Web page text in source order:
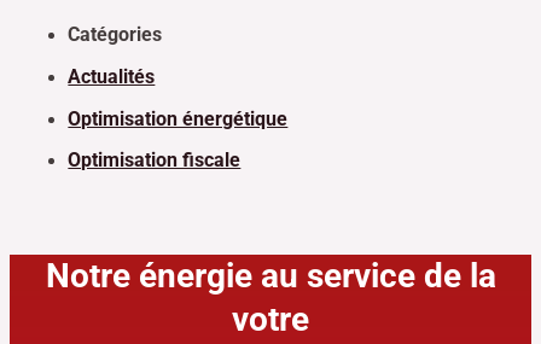
Catégories
Actualités
Optimisation énergétique
Optimisation fiscale
Notre énergie au service de la
votre